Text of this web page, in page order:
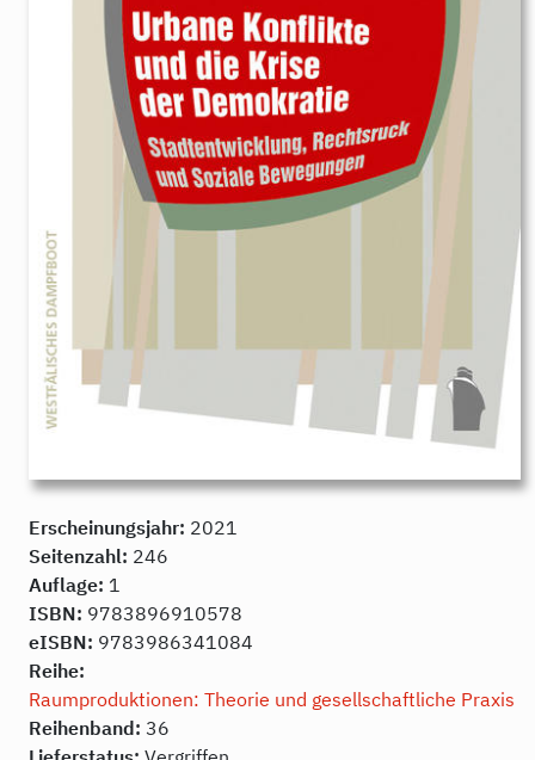
Erscheinungsjahr: 2021
Seitenzahl: 246
Auflage: 1
ISBN: 9783896910578
eISBN: 9783986341084
Reihe:
Raumproduktionen: Theorie und gesellschaftliche Praxis
Reihenband: 36